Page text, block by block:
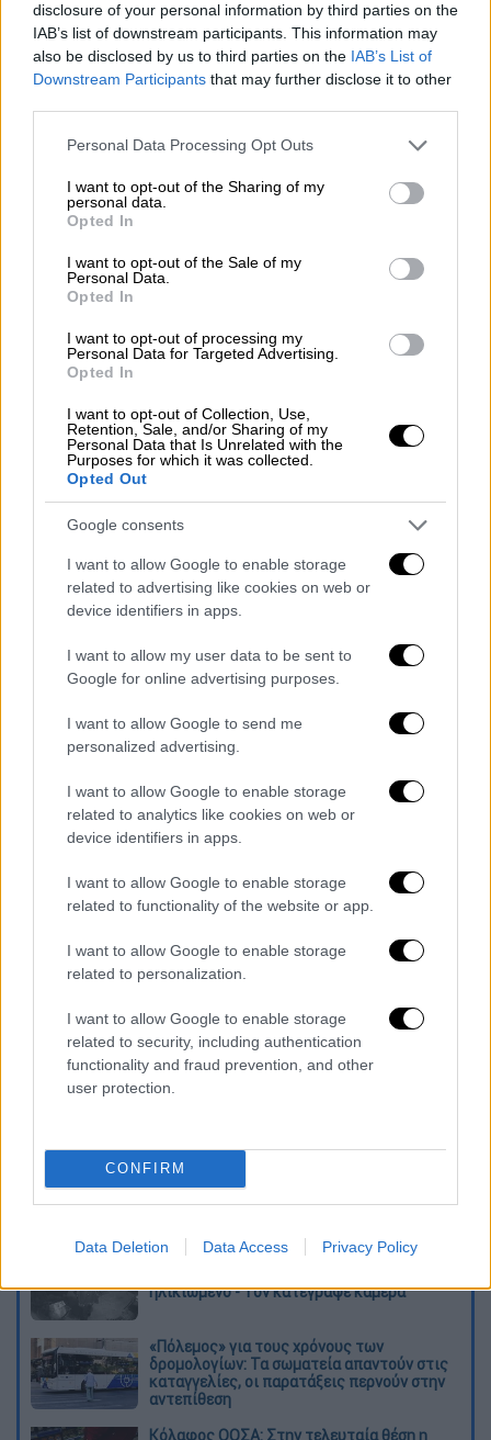
disclosure of your personal information by third parties on the
IAB’s list of downstream participants. This information may
also be disclosed by us to third parties on the IAB’s List of
Downstream Participants that may further disclose it to other
Please note that this website/app uses one or more Google
not limited to your visit or usage behaviour. You may click to
grant or deny consent to Google and its third-party tags to
use your data for below specified purposes in below Google
consent section.
Personal Data Processing Opt Outs
I want to opt-out of the Sharing of my
personal data.
Opted In
I want to opt-out of the Sale of my
Personal Data.
Opted In
I want to opt-out of processing my
Personal Data for Targeted Advertising.
Opted In
I want to opt-out of Collection, Use,
Retention, Sale, and/or Sharing of my
Personal Data that Is Unrelated with the
Purposes for which it was collected.
Opted Out
Google consents
I want to allow Google to enable storage
related to advertising like cookies on web or
device identifiers in apps.
I want to allow my user data to be sent to
Google for online advertising purposes.
I want to allow Google to send me
personalized advertising.
I want to allow Google to enable storage
related to analytics like cookies on web or
device identifiers in apps.
I want to allow Google to enable storage
related to functionality of the website or app.
I want to allow Google to enable storage
related to personalization.
I want to allow Google to enable storage
related to security, including authentication
functionality and fraud prevention, and other
user protection.
CONFIRM
Data Deletion Data Access Privacy Policy
ΔΙΑΒΑΣΤΕ ΕΠΙΣΗΣ
22.08.2025 08:25
βοήθεια» - Οι τελευταίες δραματικές
προσπάθειες να τον επαναφέρουν
μετά την ανακοπή
Πλήθος κόσμου έχει συγκεντρωθεί για να
υφυπουργό και βουλευτήΗμαθίας
Συγγενείς, φίλοι, πολιτικοί συνεργάτες, αλλά
και απλοί πολίτες καταφθάνουν από νωρίς
αποτίοντας φόρο τιμής στον άνθρωπο και
πολιτικόπου υπηρέτησε επί σειρά ετών την
τοπική κοινωνία και τη χώρα.
Στην τελετή αναμένεται
Προέδρου της Δημοκρατίας Κωνσταντίνου
Τασούλα, του πρωθυπουργού Κυριάκου
Μητσοτάκη, υπουργών και βουλευτών από
όλη τη Βόρεια Ελλάδα, ενώ οι αστυνομικές
αρχές έχουν λάβει αυξημένα μέτρα
ασφαλείας.
Για την εξυπηρέτηση των πολιτών και την
εφαρμόζονται προσωρινές κυκλοφοριακές
ρυθμίσεις γύρω από τον ναό.
Ο Απόστολος Βεσυρόπουλοςέφυγε από τη
ζωή την Πέμπτη 21 Αυγούστου
χρόνων,από ανακοπή καρδιάς, ενώ έκανε
οικογενειακές διακοπέςστη Σιθωνία
Χαλκιδικής.
Δημιούργησαν με AI νέους ιούς μέσα σε
λίγες ώρες - Γιατί προβληματίζονται οι
επιστήμονες
Σαν το τρομακτικό It: 15χρονο ντυμένος
ηλικιωμένο - Τον κατέγραψε κάμερα
«Πόλεμος» για τους χρόνους των
δρομολογίων: Τα σωματεία απαντούν στις
καταγγελίες, οι παρατάξεις περνούν στην
αντεπίθεση
Κόλαφος ΟΟΣΑ: Στην τελευταία θέση η